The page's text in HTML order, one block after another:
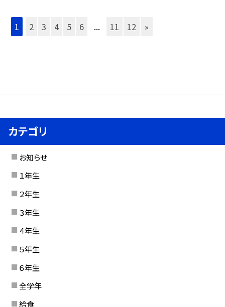
1 2 3 4 5 6 ... 11 12 »
カテゴリ
お知らせ
１年生
２年生
３年生
４年生
５年生
６年生
全学年
給食